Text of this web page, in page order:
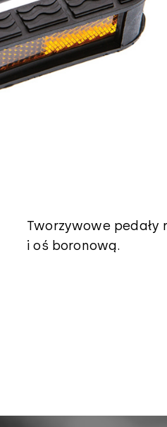
Tworzywowe pedały
i oś boronową.